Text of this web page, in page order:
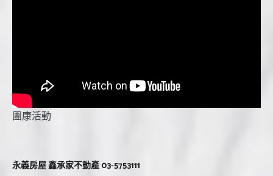
團康活動
永義房屋 鑫承家不動產 03-5753111